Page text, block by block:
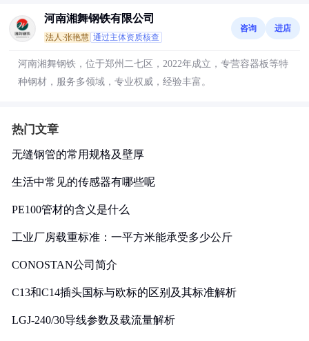
河南湘舞钢铁有限公司
法人:张艳慧 通过主体资质核查
咨询 进店
河南湘舞钢铁，位于郑州二七区，2022年成立，专营容器板等特
种钢材，服务多领域，专业权威，经验丰富。
热门文章
无缝钢管的常用规格及壁厚
生活中常见的传感器有哪些呢
PE100管材的含义是什么
工业厂房载重标准：一平方米能承受多少公斤
CONOSTAN公司简介
C13和C14插头国标与欧标的区别及其标准解析
LGJ-240/30导线参数及载流量解析